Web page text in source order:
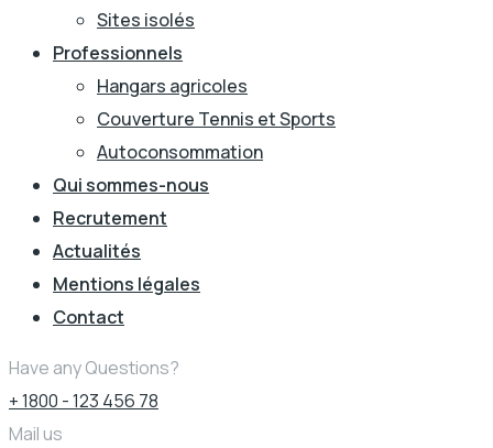
Sites isolés
Professionnels
Hangars agricoles
Couverture Tennis et Sports
Autoconsommation
Qui sommes-nous
Recrutement
Actualités
Mentions légales
Contact
Have any Questions?
+ 1800 - 123 456 78
Mail us